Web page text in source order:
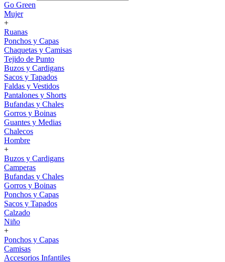
Go Green
Mujer
+
Ruanas
Ponchos y Capas
Chaquetas y Camisas
Tejido de Punto
Buzos y Cardigans
Sacos y Tapados
Faldas y Vestidos
Pantalones y Shorts
Bufandas y Chales
Gorros y Boinas
Guantes y Medias
Chalecos
Hombre
+
Buzos y Cardigans
Camperas
Bufandas y Chales
Gorros y Boinas
Ponchos y Capas
Sacos y Tapados
Calzado
Niño
+
Ponchos y Capas
Camisas
Accesorios Infantiles